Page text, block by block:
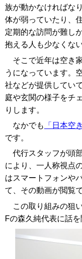
族が動かなければな
体が弱っていたり、
定期的な訪問が難し
抱える人も少なくな
そこで近年は空き
うになっています。
社などが提供してい
庭や玄関の様子をチ
りします。
なかでも
「日本空
です。
代行スタッフが頭
により、一人称視点
はスマートフォンや
て、その動画が閲覧
この取り組みの狙
Fの森久純代表に話を